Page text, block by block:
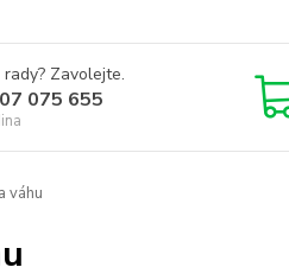
Zavolejte.
075 655
váhu